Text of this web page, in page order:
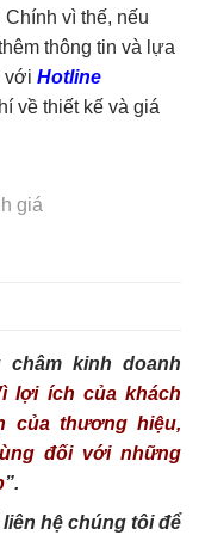
vì thế, nếu
thông tin và lựa
với Hotline
về thiết kế và giá
giá
châm kinh doanh
lợi ích của khách
của thương hiệu,
đối với những
”.
hệ chúng tôi để